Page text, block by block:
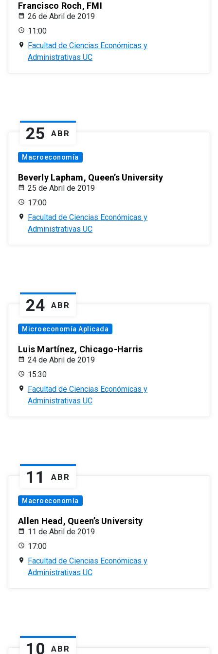
Francisco Roch, FMI
26 de Abril de 2019
11:00
Facultad de Ciencias Económicas y
Administrativas UC
25 ABR
Macroeconomía
Beverly Lapham, Queen’s University
25 de Abril de 2019
17:00
Facultad de Ciencias Económicas y
Administrativas UC
24 ABR
Microeconomía Aplicada
Luis Martínez, Chicago-Harris
24 de Abril de 2019
15:30
Facultad de Ciencias Económicas y
Administrativas UC
11 ABR
Macroeconomía
Allen Head, Queen’s University
11 de Abril de 2019
17:00
Facultad de Ciencias Económicas y
Administrativas UC
10 ABR